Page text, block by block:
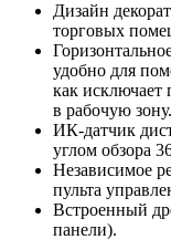
Дизайн
торговых
удобно для
как исключает
в рабочую зону.
ИК-датчик
углом обзора
Независимое
пульта
Встроенный
панели).